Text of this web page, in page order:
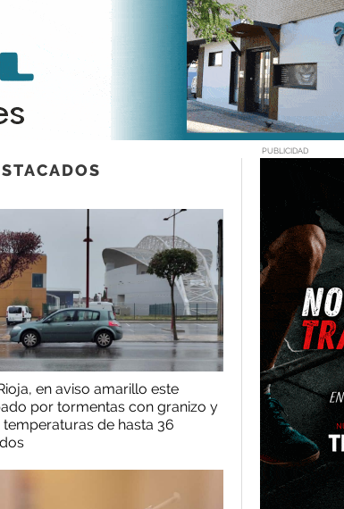
en aviso amarillo este
por tormentas con granizo y
temperaturas de hasta 36
PUBLICIDAD